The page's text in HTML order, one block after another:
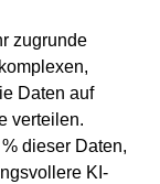
zugrunde
Daten auf
verteilen.
dieser Daten,
KI-